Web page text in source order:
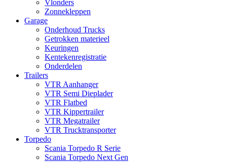
Vlonders
Zonnekleppen
Garage
Onderhoud Trucks
Getrokken materieel
Keuringen
Kentekenregistratie
Onderdelen
Trailers
VTR Aanhanger
VTR Semi Dieplader
VTR Flatbed
VTR Kippertrailer
VTR Megatrailer
VTR Trucktransporter
Torpedo
Scania Torpedo R Serie
Scania Torpedo Next Gen